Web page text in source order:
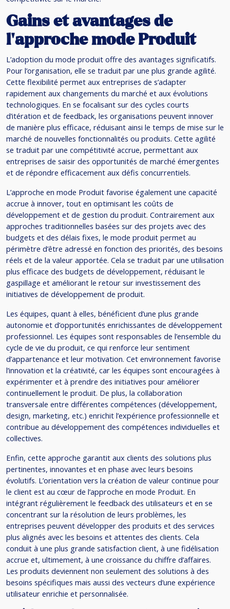
Gains et avantages de
l’approche mode Produit
L’adoption du mode produit offre des avantages significatifs.
Pour l’organisation, elle se traduit par une plus grande agilité.
Cette flexibilité permet aux entreprises de s’adapter
rapidement aux changements du marché et aux évolutions
technologiques. En se focalisant sur des cycles courts
d’itération et de feedback, les organisations peuvent innover
de manière plus efficace, réduisant ainsi le temps de mise sur le
marché de nouvelles fonctionnalités ou produits. Cette agilité
se traduit par une compétitivité accrue, permettant aux
entreprises de saisir des opportunités de marché émergentes
et de répondre efficacement aux défis concurrentiels.
L’approche en mode Produit favorise également une capacité
accrue à innover, tout en optimisant les coûts de
développement et de gestion du produit. Contrairement aux
approches traditionnelles basées sur des projets avec des
budgets et des délais fixes, le mode produit permet au
périmètre d’être adressé en fonction des priorités, des besoins
réels et de la valeur apportée. Cela se traduit par une utilisation
plus efficace des budgets de développement, réduisant le
gaspillage et améliorant le retour sur investissement des
initiatives de développement de produit.
Les équipes, quant à elles, bénéficient d’une plus grande
autonomie et d’opportunités enrichissantes de développement
professionnel. Les équipes sont responsables de l’ensemble du
cycle de vie du produit, ce qui renforce leur sentiment
d’appartenance et leur motivation. Cet environnement favorise
l’innovation et la créativité, car les équipes sont encouragées à
expérimenter et à prendre des initiatives pour améliorer
continuellement le produit. De plus, la collaboration
transversale entre différentes compétences (développement,
design, marketing, etc.) enrichit l’expérience professionnelle et
contribue au développement des compétences individuelles et
collectives.
Enfin, cette approche garantit aux clients des solutions plus
pertinentes, innovantes et en phase avec leurs besoins
évolutifs. L’orientation vers la création de valeur continue pour
le client est au cœur de l’approche en mode Produit. En
intégrant régulièrement le feedback des utilisateurs et en se
concentrant sur la résolution de leurs problèmes, les
entreprises peuvent développer des produits et des services
plus alignés avec les besoins et attentes des clients. Cela
conduit à une plus grande satisfaction client, à une fidélisation
accrue et, ultimement, à une croissance du chiffre d’affaires.
Les produits deviennent non seulement des solutions à des
besoins spécifiques mais aussi des vecteurs d’une expérience
utilisateur enrichie et personnalisée.